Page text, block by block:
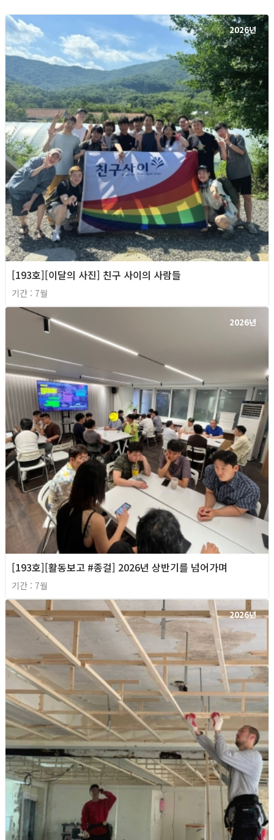
2026년
[193호][이달의 사진] 친구 사이의 사람들
기간 : 7월
2026년
[193호][활동보고 #종걸] 2026년 상반기를 넘어가며
기간 : 7월
2026년